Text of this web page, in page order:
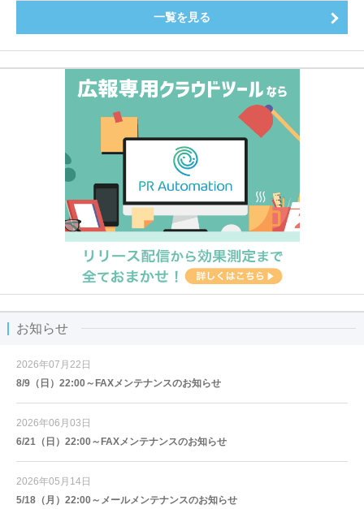
一覧を見る
お知らせ
2026年07月22日
8/9（日）22:00～FAXメンテナンスのお知らせ
2026年06月03日
6/21（日）22:00～FAXメンテナンスのお知らせ
2026年05月14日
5/18（月）22:00～メールメンテナンスのお知らせ